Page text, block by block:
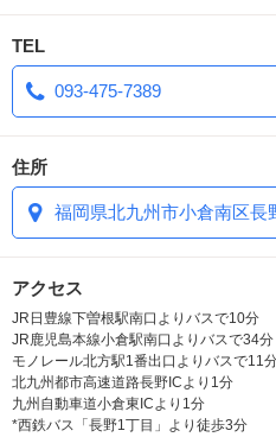
※ミッドナイトプラン開始に伴い
なりましたのでご了承下さい。
★ウェルカムドリンクにフルーテ
★7F全室に話題のReFaファインバ
★クロームキャスト６Ｆ，７Ｆに
ご要望の多かったクロームキャ
た。
是非とも、70インチ画面で映像
★当店ではお米にこだわってます。
当店ではモーニング、飲食メニ
ってます。
直接仕入のひとめぼれを使ってお
美味しいお米を是非ともご賞味下
★７F全室ｳｫｰﾀｰｻｰﾊﾞｰ設置
★新感覚デザートカクテル登場！！
新感覚デザートのようなカクテル
トケーキ味とクリームブリュレ味！
★アメニティープレゼント第３弾
アメニティープレゼント第３弾開催
フェイスマスクやリップクリーム等
詳しくはフォトギャラリー、客室テ
★ミッドナイトプラン始めました…。
深夜のご利用をより使いやすく…全
※ミッドナイトプラン開始に伴い、
ましたのでご了承下さい。
★7F全室に話題のReFaファインバブ
★クロームキャスト６Ｆ，７Ｆに設置
ご要望の多かったクロームキャス
是非とも、70インチ画面で映像をお
★当店ではお米にこだわってます。
TEL
093-475-7389
住所
福岡県北九州市小倉南区長
アクセス
JR日豊線下曽根駅南口よりバスで10分
JR鹿児島本線小倉駅南口よりバスで34分
モノレール北方駅1番出口よりバスで11
北九州都市高速道路長野ICより1分
九州自動車道小倉東ICより1分
*西鉄バス「長野1丁目」より徒歩3分